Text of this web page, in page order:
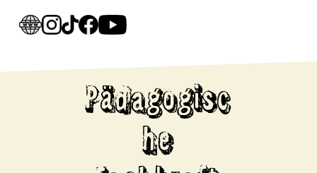
Pädagogisc
he